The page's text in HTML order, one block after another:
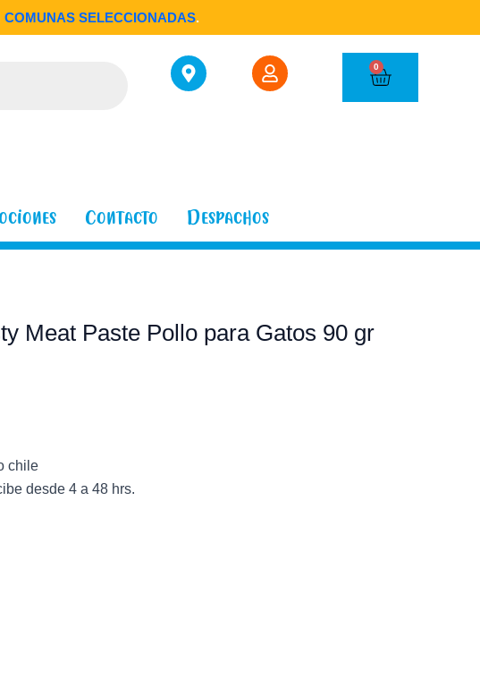
COMUNAS SELECCIONADAS.
0
Cart
Contacto Despachos
Meat Paste Pollo para Gatos 90 gr
chile
desde 4 a 48 hrs.